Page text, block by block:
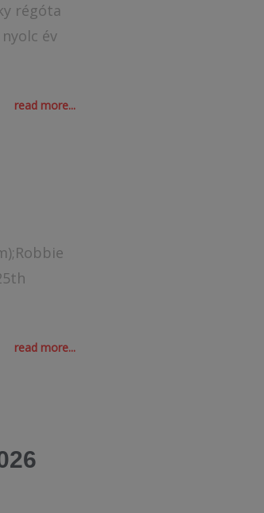
régóta
év
read more...
read more...